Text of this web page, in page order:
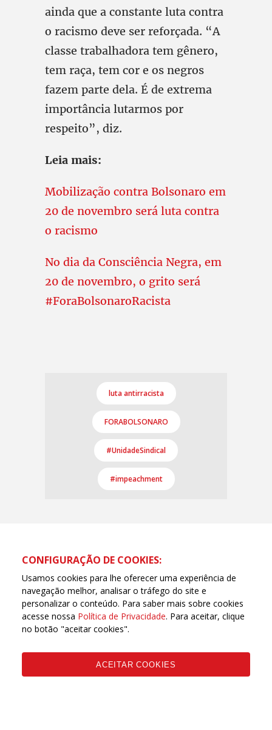
ainda que a constante luta contra
o racismo deve ser reforçada. “A
classe trabalhadora tem gênero,
tem raça, tem cor e os negros
fazem parte dela. É de extrema
importância lutarmos por
respeito”, diz.
Leia mais:
Mobilização contra Bolsonaro em
20 de novembro será luta contra
o racismo
No dia da Consciência Negra, em
20 de novembro, o grito será
#ForaBolsonaroRacista
luta antirracista
FORABOLSONARO
#UnidadeSindical
#impeachment
CONFIGURAÇÃO DE COOKIES:
Usamos cookies para lhe oferecer uma experiência de
navegação melhor, analisar o tráfego do site e
personalizar o conteúdo. Para saber mais sobre cookies
acesse nossa Política de Privacidade. Para aceitar, clique
no botão "aceitar cookies".
ACEITAR COOKIES